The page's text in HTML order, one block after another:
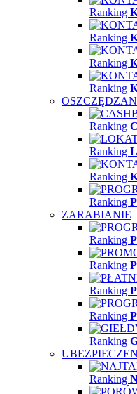
Ranking
Ranking
Ranking
Ranking
Ranking
Ranking
Ranking
Ranking
ZARABIANIE
Ranking
Ranking
Ranking
Ranking
Ranking
Ranking